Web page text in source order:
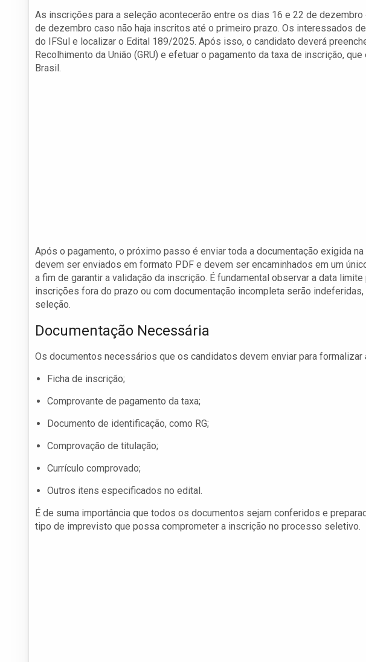
As inscrições para a seleção acontecerão entre os dias 16 e 22 de
de dezembro caso não haja inscritos até o primeiro prazo. Os interessados
do IFSul e localizar o Edital 189/2025. Após isso, o candidato deverá
Recolhimento da União (GRU) e efetuar o pagamento da taxa de inscrição,
Brasil.
Após o pagamento, o próximo passo é enviar toda a documentação exigida
devem ser enviados em formato PDF e devem ser encaminhados em um
a fim de garantir a validação da inscrição. É fundamental observar a data
inscrições fora do prazo ou com documentação incompleta serão
seleção.
Documentação Necessária
Os documentos necessários que os candidatos devem enviar para formalizar
Ficha de inscrição;
Comprovante de pagamento da taxa;
Documento de identificação, como RG;
Comprovação de titulação;
Currículo comprovado;
Outros itens especificados no edital.
É de suma importância que todos os documentos sejam conferidos e
tipo de imprevisto que possa comprometer a inscrição no processo seletivo.